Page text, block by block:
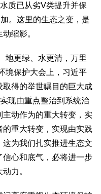
营风采
他山之石
质已从劣Ⅴ类提升并保
。这里的生态之变，是
缩影。
更绿、水更清，万里
境保护大会上，习近平
得的举世瞩目的巨大成
现由重点整治到系统治
动作为的重大转变，实
重大转变，实现由实践
为我们扎实推进生态文
心和底气，必将进一步
力。